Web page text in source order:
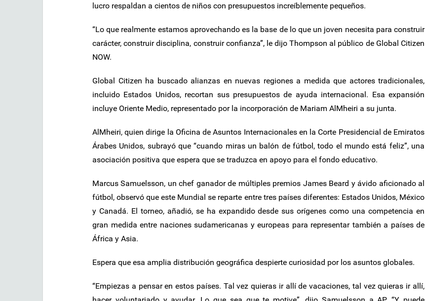
lucro respaldan a cientos de niños con presupuestos increíblemente pequeños.
“Lo que realmente estamos aprovechando es la base de lo que un joven necesita para construir
carácter, construir disciplina, construir confianza”, le dijo Thompson al público de Global Citizen
NOW.
Global Citizen ha buscado alianzas en nuevas regiones a medida que actores tradicionales,
incluido Estados Unidos, recortan sus presupuestos de ayuda internacional. Esa expansión
incluye Oriente Medio, representado por la incorporación de Mariam AlMheiri a su junta.
AlMheiri, quien dirige la Oficina de Asuntos Internacionales en la Corte Presidencial de Emiratos
Árabes Unidos, subrayó que “cuando miras un balón de fútbol, todo el mundo está feliz”, una
asociación positiva que espera que se traduzca en apoyo para el fondo educativo.
Marcus Samuelsson, un chef ganador de múltiples premios James Beard y ávido aficionado al
fútbol, observó que este Mundial se reparte entre tres países diferentes: Estados Unidos, México
y Canadá. El torneo, añadió, se ha expandido desde sus orígenes como una competencia en
gran medida entre naciones sudamericanas y europeas para representar también a países de
África y Asia.
Espera que esa amplia distribución geográfica despierte curiosidad por los asuntos globales.
“Empiezas a pensar en estos países. Tal vez quieras ir allí de vacaciones, tal vez quieras ir allí,